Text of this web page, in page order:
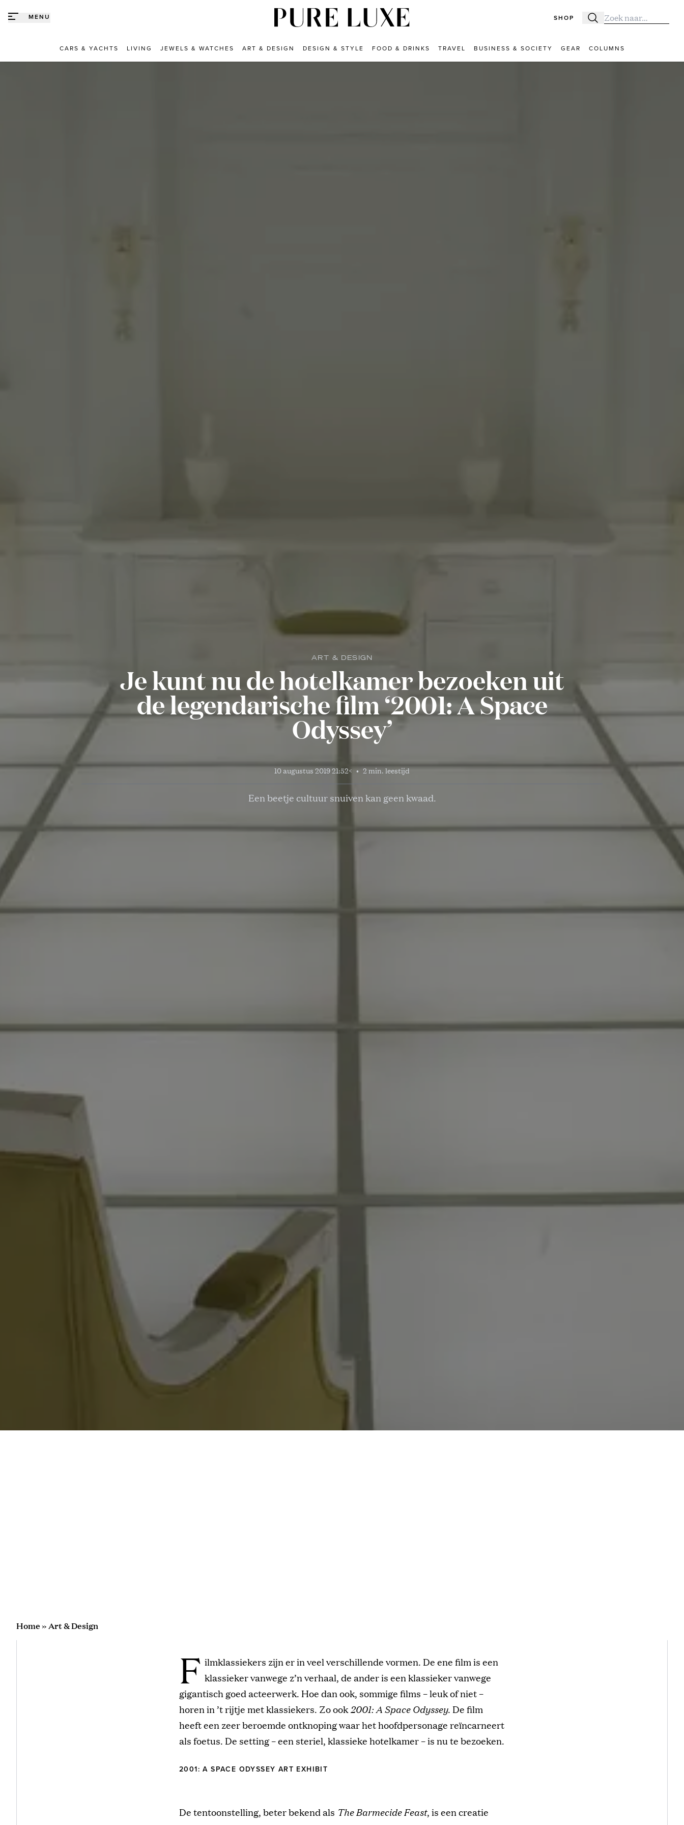
MENU SHOP Zoeken
Zoek naar:
CARS & YACHTS LIVING JEWELS & WATCHES ART & DESIGN DESIGN & STYLE FOOD & DRINKS TRAVEL BUSINESS & SOCIETY GEAR COLUMNS
ART & DESIGN
Je kunt nu de hotelkamer bezoeken uit
de legendarische film ‘2001: A Space
Odyssey’
10 augustus 2019 21:52< • 2 min. leestijd
Een beetje cultuur snuiven kan geen kwaad.
Home»Art & Design
F ilmklassiekers zijn er in veel verschillende vormen. De ene film is een
klassieker vanwege z’n verhaal, de ander is een klassieker vanwege
gigantisch goed acteerwerk. Hoe dan ook, sommige films – leuk of niet –
horen in ’t rijtje met klassiekers. Zo ook2001: A Space Odyssey. De film
heeft een zeer beroemde ontknoping waar het hoofdpersonage reïncarneert
als foetus. De setting – een steriel, klassieke hotelkamer – is nu te bezoeken.
2001: A SPACE ODYSSEY ART EXHIBIT
De tentoonstelling, beter bekend als The Barmecide Feast, is een creatie